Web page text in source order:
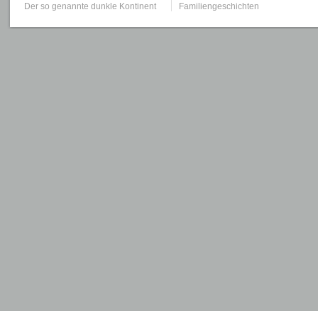
Der so genannte dunkle Kontinent Familiengeschichten